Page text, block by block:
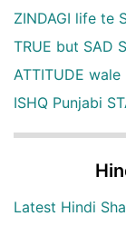
ZINDAGI life te
TRUE but SAD
ATTITUDE wale
ISHQ Punjabi
Latest Hindi